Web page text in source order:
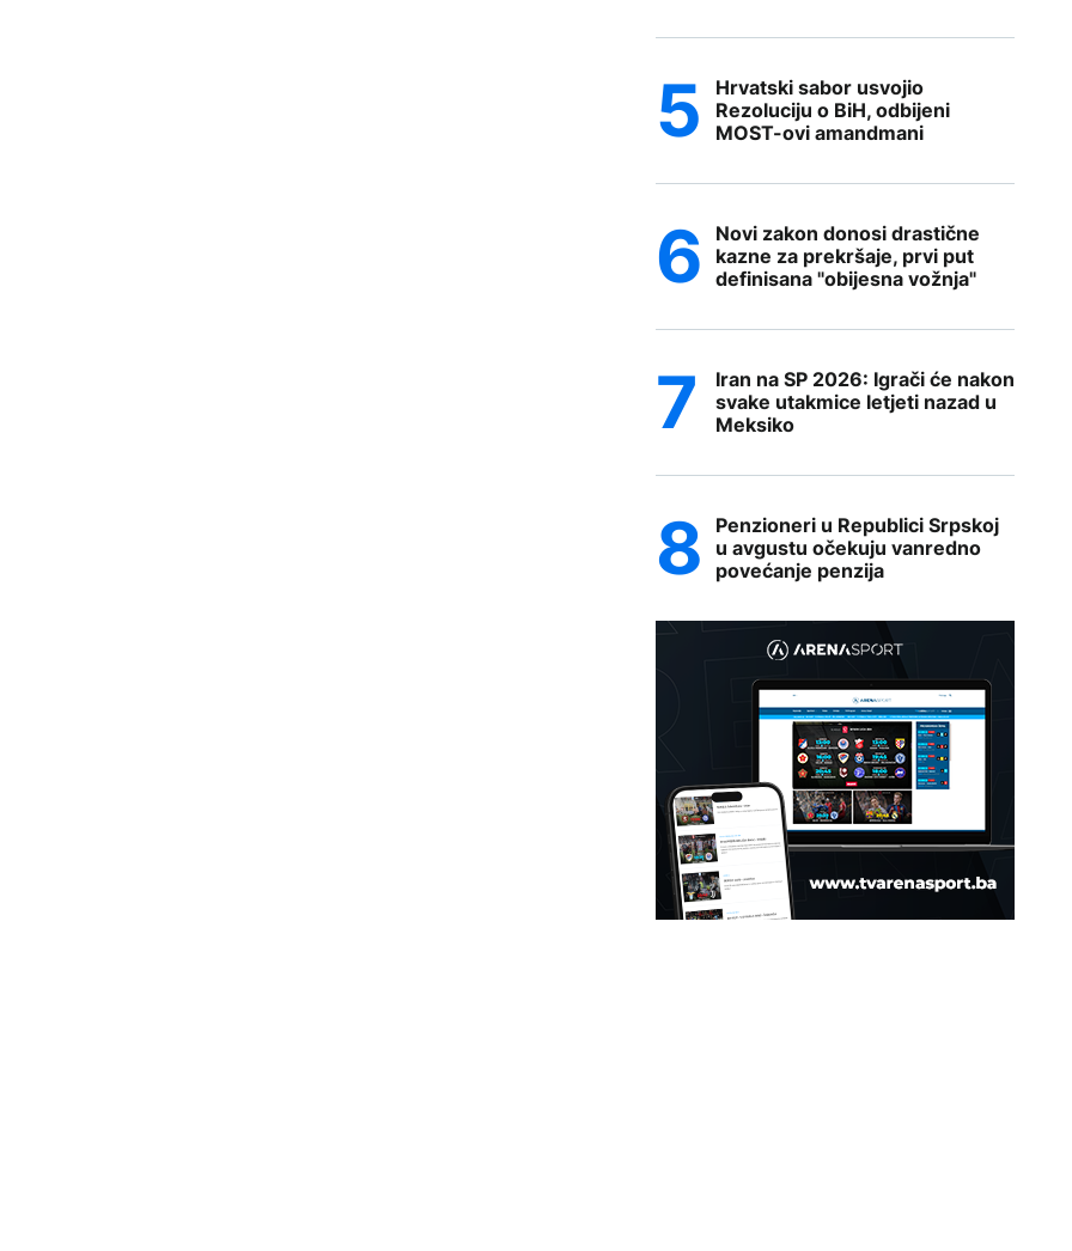
Hrvatski sabor usvojio
Rezoluciju o BiH, odbijeni
MOST-ovi amandmani
Novi zakon donosi drastične
kazne za prekršaje, prvi put
definisana "obijesna vožnja"
Iran na SP 2026: Igrači će nakon
svake utakmice letjeti nazad u
Meksiko
Penzioneri u Republici Srpskoj
u avgustu očekuju vanredno
povećanje penzija